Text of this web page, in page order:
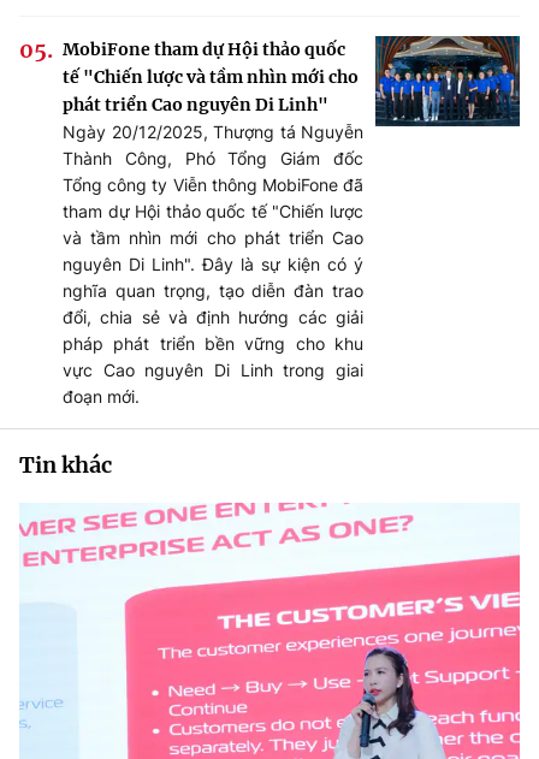
MobiFone tham dự Hội thảo quốc
tế "Chiến lược và tầm nhìn mới cho
phát triển Cao nguyên Di Linh"
Ngày 20/12/2025, Thượng tá Nguyễn
Thành Công, Phó Tổng Giám đốc
Tổng công ty Viễn thông MobiFone đã
tham dự Hội thảo quốc tế "Chiến lược
và tầm nhìn mới cho phát triển Cao
nguyên Di Linh". Đây là sự kiện có ý
nghĩa quan trọng, tạo diễn đàn trao
đổi, chia sẻ và định hướng các giải
pháp phát triển bền vững cho khu
vực Cao nguyên Di Linh trong giai
đoạn mới.
Tin khác